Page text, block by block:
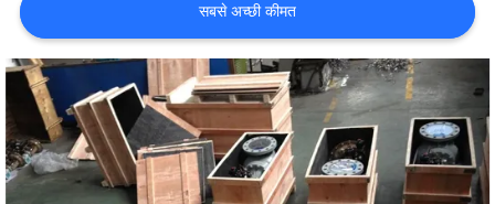
समाचार
उद्धरण
मांगें
सबसे अच्छी कीमत